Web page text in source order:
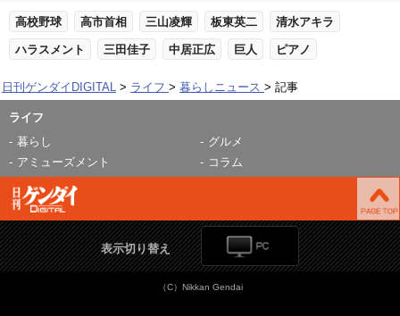
高校野球 高市首相 三山凌輝 板東英二 清水アキラ
ハラスメント 三田佳子 中居正広 巨人 ピアノ
日刊ゲンダイDIGITAL ライフ 暮らしニュース 記事
ライフ
暮らし
グルメ
アミューズメント
コラム
表示切り替え
（C）Nikkan Gendai